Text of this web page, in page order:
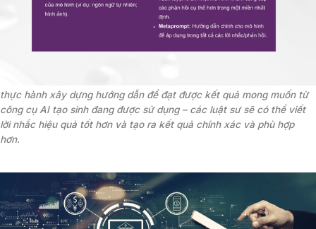
thực hành xây dựng hướng dẫn để đạt được kết quả mong muốn từ
công cụ AI tạo sinh đang được sử dụng – các luật sư sẽ có thể viết
lời nhắc hiệu quả tốt hơn và tạo ra kết quả chính xác và phù hợp
hơn.